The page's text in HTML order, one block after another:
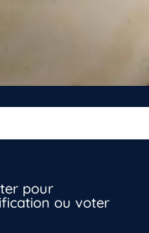
pour
ou voter